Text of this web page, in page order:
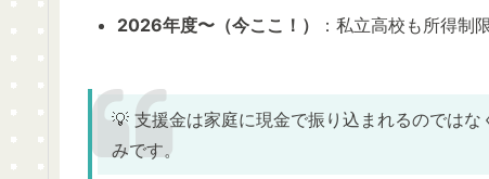
2026年度〜（今ここ！）
：私立高校も所得制
💡 支援金は家庭に現金で振り込まれるのではな
みです。